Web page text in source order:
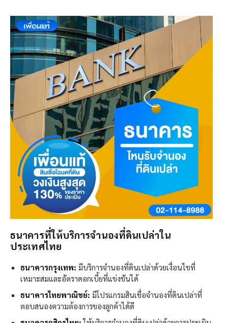
ธนาคารที่ให้บริการจำนองที่ดินเปล่าใน
ประเทศไทย
ธนาคารกรุงเทพ: มีบริการจำนองที่ดินเปล่าด้วยเงื่อนไขที่
เหมาะสมและอัตราดอกเบี้ยที่แข่งขันได้
ธนาคารไทยพาณิชย์: มีโปรแกรมสินเชื่อจำนองที่ดินเปล่าที่
ตอบสนองความต้องการของลูกค้าได้ดี